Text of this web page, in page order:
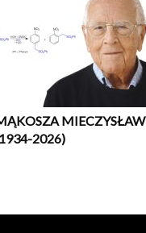
MIECZYSŁAW
2026)